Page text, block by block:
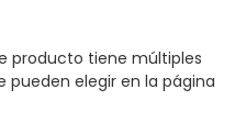
producto tiene múltiples
pueden elegir en la página